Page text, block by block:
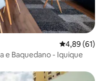
4,89 de uma
4,89 (61)
e Baquedano - Iquique